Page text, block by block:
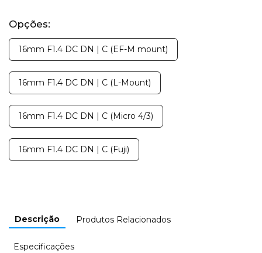
Opções:
16mm F1.4 DC DN | C (EF-M mount)
16mm F1.4 DC DN | C (L-Mount)
16mm F1.4 DC DN | C (Micro 4/3)
16mm F1.4 DC DN | C (Fuji)
Descrição Produtos Relacionados
Especificações